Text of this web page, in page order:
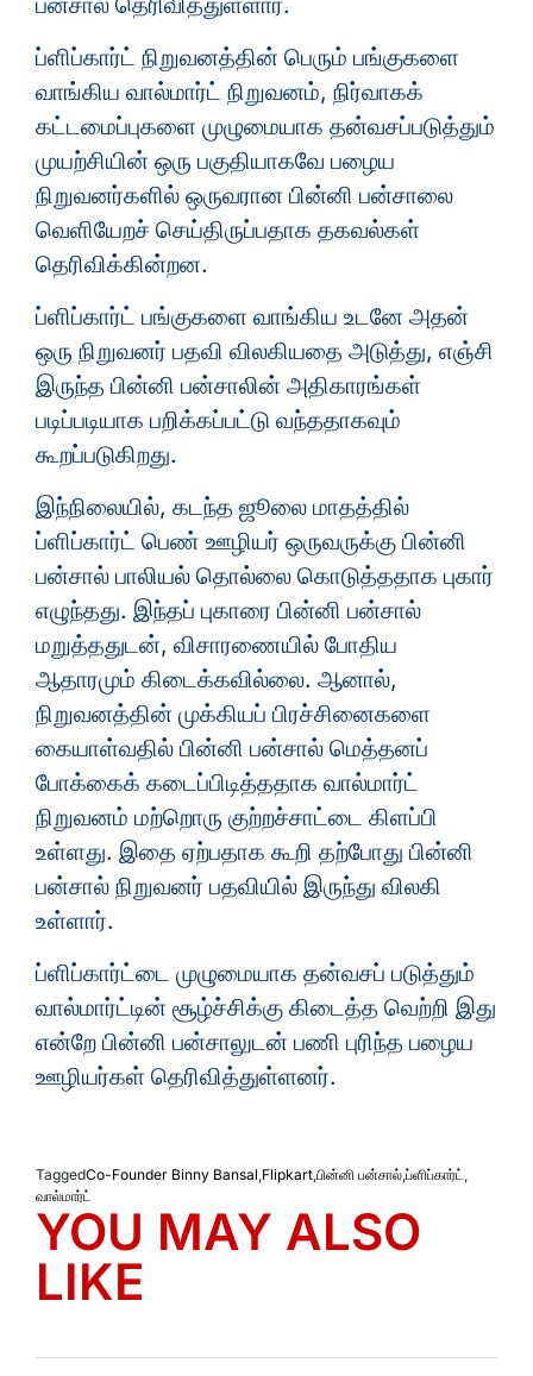
ப்ளிப்கார்ட் நிறுவனத்தின் பெரும் பங்குகளை
வாங்கிய வால்மார்ட் நிறுவனம், நிர்வாகக்
கட்டமைப்புகளை முழுமையாக தன்வசப்படுத்தும்
முயற்சியின் ஒரு பகுதியாகவே பழைய
நிறுவனர்களில் ஒருவரான பின்னி பன்சாலை
வெளியேறச் செய்திருப்பதாக தகவல்கள்
தெரிவிக்கின்றன.
ப்ளிப்கார்ட் பங்குகளை வாங்கிய உடனே அதன்
ஒரு நிறுவனர் பதவி விலகியதை அடுத்து, எஞ்சி
இருந்த பின்னி பன்சாலின் அதிகாரங்கள்
படிப்படியாக பறிக்கப்பட்டு வந்ததாகவும்
கூறப்படுகிறது.
இந்நிலையில், கடந்த ஜூலை மாதத்தில்
ப்ளிப்கார்ட் பெண் ஊழியர் ஒருவருக்கு பின்னி
பன்சால் பாலியல் தொல்லை கொடுத்ததாக புகார்
எழுந்தது. இந்தப் புகாரை பின்னி பன்சால்
மறுத்ததுடன், விசாரணையில் போதிய
ஆதாரமும் கிடைக்கவில்லை. ஆனால்,
நிறுவனத்தின் முக்கியப் பிரச்சினைகளை
கையாள்வதில் பின்னி பன்சால் மெத்தனப்
போக்கைக் கடைப்பிடித்ததாக வால்மார்ட்
நிறுவனம் மற்றொரு குற்றச்சாட்டை கிளப்பி
உள்ளது. இதை ஏற்பதாக கூறி தற்போது பின்னி
பன்சால் நிறுவனர் பதவியில் இருந்து விலகி
உள்ளார்.
ப்ளிப்கார்ட்டை முழுமையாக தன்வசப் படுத்தும்
வால்மார்ட்டின் சூழ்ச்சிக்கு கிடைத்த வெற்றி இது
என்றே பின்னி பன்சாலுடன் பணி புரிந்த பழைய
ஊழியர்கள் தெரிவித்துள்ளனர்.
TaggedCo-Founder Binny Bansal,Flipkart,பின்னி பன்சால்,ப்ளிப்கார்ட்,
வால்மார்ட்
YOU MAY ALSO
LIKE